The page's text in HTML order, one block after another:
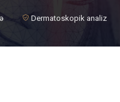
Dermatoskopik analiz